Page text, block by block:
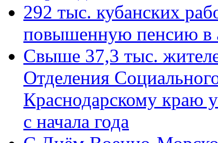
292 тыс. кубанских
повышенную пенсию в
Свыше 37,3 тыс.
Отделения
Краснодарскому краю
с начала года